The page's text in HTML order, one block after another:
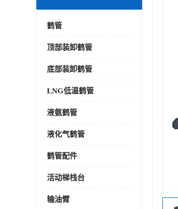
鹤管
顶部装卸鹤管
底部装卸鹤管
LNG低温鹤管
液氨鹤管
液化气鹤管
鹤管配件
活动梯栈台
输油臂